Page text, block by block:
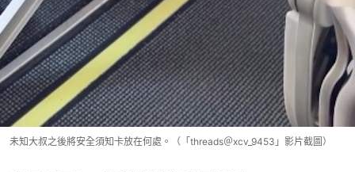
未知大叔之後將安全須知卡放在何處。（「threads＠xcv_9453」影片截圖）